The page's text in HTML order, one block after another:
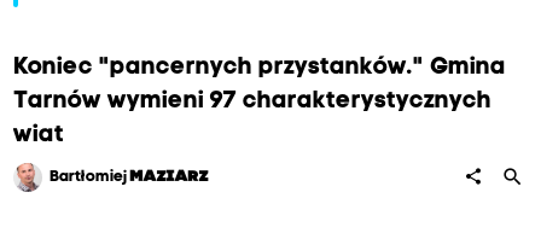
Koniec "pancernych przystanków." Gmina
Tarnów wymieni 97 charakterystycznych
wiat
Bartłomiej MAZIARZ share search